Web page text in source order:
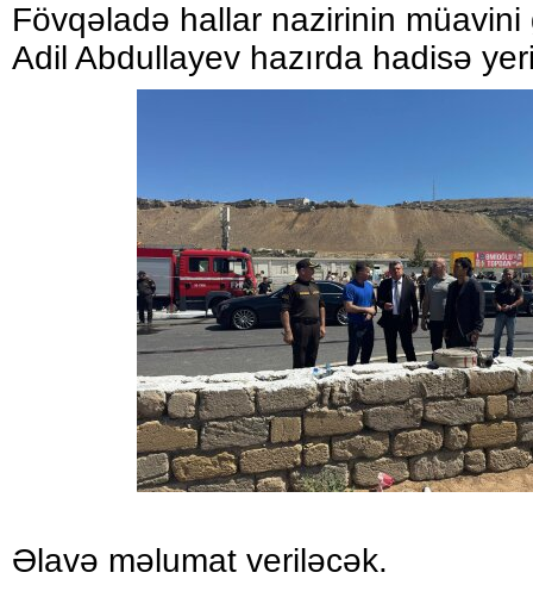
Fövqəladə hallar nazirinin
Adil Abdullayev hazırda hadisə
Əlavə məlumat veriləcək.